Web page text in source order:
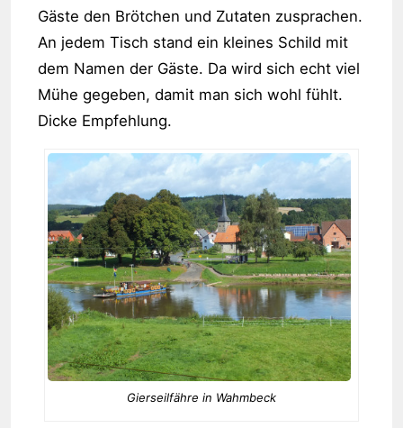
Gäste den Brötchen und Zutaten zusprachen.
An jedem Tisch stand ein kleines Schild mit
dem Namen der Gäste. Da wird sich echt viel
Mühe gegeben, damit man sich wohl fühlt.
Dicke Empfehlung.
Gierseilfähre in Wahmbeck